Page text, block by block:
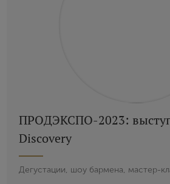
ПРОДЭКСПО-2023:
Discovery
Дегустации, шоу бармена, мастер-